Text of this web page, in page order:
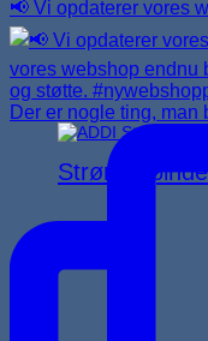
Strømpepinde
📢 Vi opdaterer vores
Der er nogle ting,